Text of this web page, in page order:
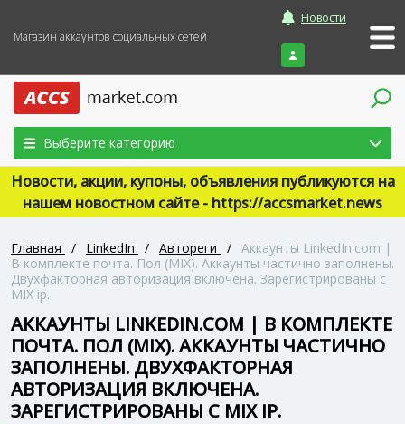
Магазин аккаунтов социальных сетей
Новости
Войти
Выберите категорию
Новости, акции, купоны, объявления публикуются на
нашем новостном сайте - https://accsmarket.news
Главная / LinkedIn / Автореги / Аккаунты LinkedIn.com |
В комплекте почта. Пол (MIX). Аккаунты частично заполнены.
Двухфакторная авторизация включена. Зарегистрированы с
MIX ip.
АККАУНТЫ LINKEDIN.COM | В КОМПЛЕКТЕ
ПОЧТА. ПОЛ (MIX). АККАУНТЫ ЧАСТИЧНО
ЗАПОЛНЕНЫ. ДВУХФАКТОРНАЯ
АВТОРИЗАЦИЯ ВКЛЮЧЕНА.
ЗАРЕГИСТРИРОВАНЫ С MIX IP.